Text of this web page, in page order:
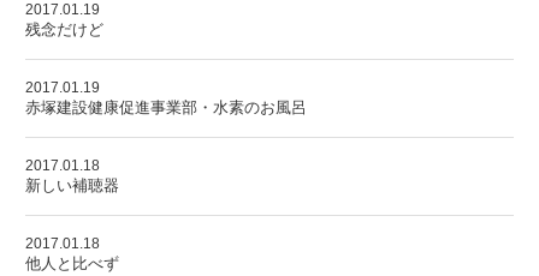
2017.01.19
残念だけど
2017.01.19
赤塚建設健康促進事業部・水素のお風呂
2017.01.18
新しい補聴器
2017.01.18
他人と比べず